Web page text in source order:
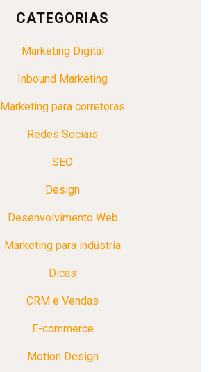
CATEGORIAS
Marketing Digital
Inbound Marketing
Marketing para corretoras
Redes Sociais
SEO
Design
Desenvolvimento Web
Marketing para indústria
Dicas
CRM e Vendas
E-commerce
Motion Design